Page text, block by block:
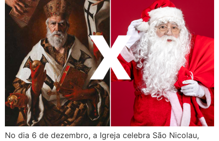
No dia 6 de dezembro, a Igreja celebra São Nicolau,